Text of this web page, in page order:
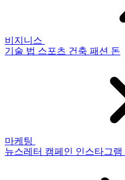
비지니스
기술 법 스포츠 건축 패션 돈
마케팅
뉴스레터 캠페인 인스타그램